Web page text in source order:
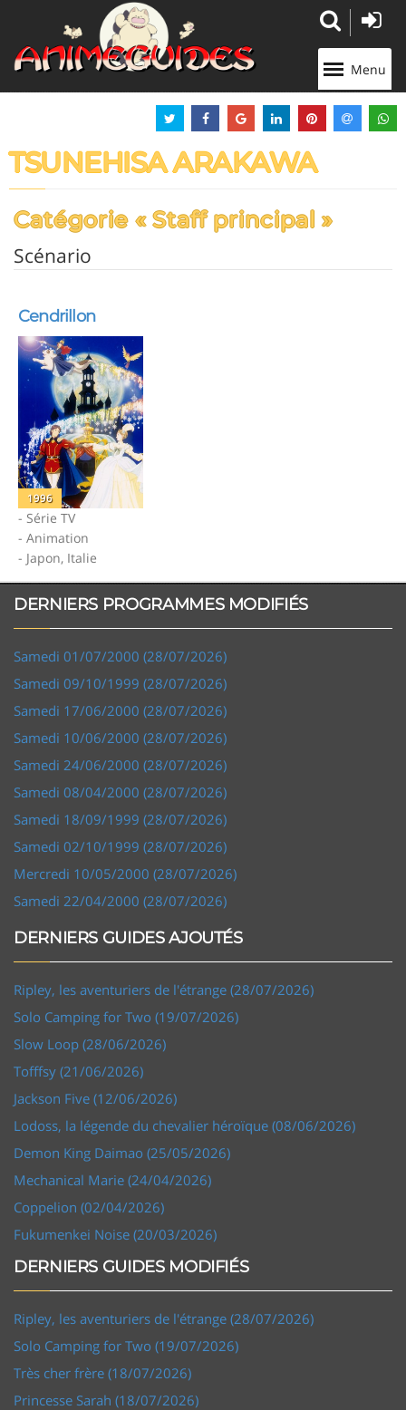
Menu
TSUNEHISA ARAKAWA
Catégorie « Staff principal »
Scénario
Cendrillon
1996
- Série TV
- Animation
- Japon, Italie
DERNIERS PROGRAMMES MODIFIÉS
Samedi 01/07/2000 (28/07/2026)
Samedi 09/10/1999 (28/07/2026)
Samedi 17/06/2000 (28/07/2026)
Samedi 10/06/2000 (28/07/2026)
Samedi 24/06/2000 (28/07/2026)
Samedi 08/04/2000 (28/07/2026)
Samedi 18/09/1999 (28/07/2026)
Samedi 02/10/1999 (28/07/2026)
Mercredi 10/05/2000 (28/07/2026)
Samedi 22/04/2000 (28/07/2026)
DERNIERS GUIDES AJOUTÉS
Ripley, les aventuriers de l'étrange (28/07/2026)
Solo Camping for Two (19/07/2026)
Slow Loop (28/06/2026)
Tofffsy (21/06/2026)
Jackson Five (12/06/2026)
Lodoss, la légende du chevalier héroïque (08/06/2026)
Demon King Daimao (25/05/2026)
Mechanical Marie (24/04/2026)
Coppelion (02/04/2026)
Fukumenkei Noise (20/03/2026)
DERNIERS GUIDES MODIFIÉS
Ripley, les aventuriers de l'étrange (28/07/2026)
Solo Camping for Two (19/07/2026)
Très cher frère (18/07/2026)
Princesse Sarah (18/07/2026)
Panneau de gestion des cookies